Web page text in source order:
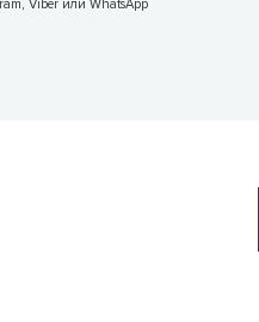
Viber или WhatsApp